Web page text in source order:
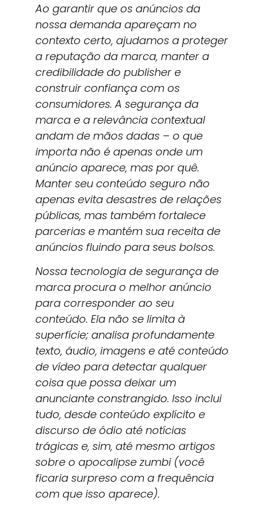
Ao garantir que os anúncios da
nossa demanda apareçam no
contexto certo, ajudamos a proteger
a reputação da marca, manter a
credibilidade do publisher e
construir confiança com os
consumidores. A segurança da
marca e a relevância contextual
andam de mãos dadas – o que
importa não é apenas onde um
anúncio aparece, mas por quê.
Manter seu conteúdo seguro não
apenas evita desastres de relações
públicas, mas também fortalece
parcerias e mantém sua receita de
anúncios fluindo para seus bolsos.
Nossa tecnologia de segurança de
marca procura o melhor anúncio
para corresponder ao seu
conteúdo. Ela não se limita à
superfície; analisa profundamente
texto, áudio, imagens e até conteúdo
de vídeo para detectar qualquer
coisa que possa deixar um
anunciante constrangido. Isso inclui
tudo, desde conteúdo explícito e
discurso de ódio até notícias
trágicas e, sim, até mesmo artigos
sobre o apocalipse zumbi (você
ficaria surpreso com a frequência
com que isso aparece).